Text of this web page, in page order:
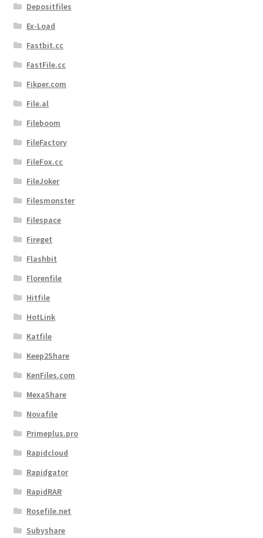
Depositfiles
Ex-Load
Fastbit.cc
FastFile.cc
Fikper.com
File.al
Fileboom
FileFactory
FileFox.cc
FileJoker
Filesmonster
Filespace
Fireget
Flashbit
Florenfile
Hitfile
HotLink
Katfile
Keep2Share
KenFiles.com
MexaShare
Novafile
Primeplus.pro
Rapidcloud
Rapidgator
RapidRAR
Rosefile.net
Subyshare